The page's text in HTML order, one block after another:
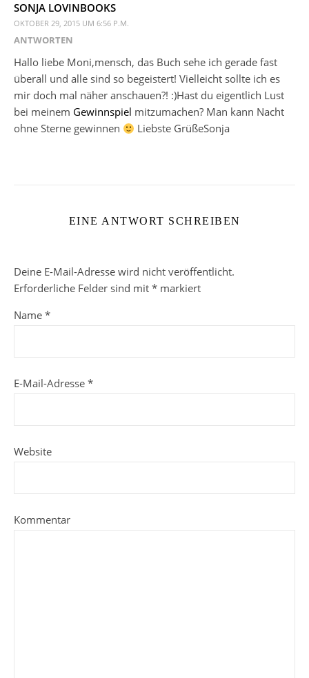
SONJA LOVINBOOKS
OKTOBER 29, 2015 UM 6:56 P.M.
ANTWORTEN
Hallo liebe Moni,mensch, das Buch sehe ich gerade fast
überall und alle sind so begeistert! Vielleicht sollte ich es
mir doch mal näher anschauen?! :)Hast du eigentlich Lust
bei meinem Gewinnspiel mitzumachen? Man kann Nacht
ohne Sterne gewinnen
Liebste GrüßeSonja
EINE ANTWORT SCHREIBEN
Deine E-Mail-Adresse wird nicht veröffentlicht.
Erforderliche Felder sind mit * markiert
Name *
E-Mail-Adresse *
Website
Kommentar